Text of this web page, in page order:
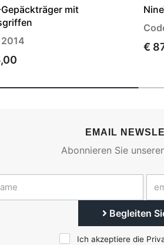
mit
€
EMAIL
Abonnieren Sie
Begleiten
Ich akzeptiere die